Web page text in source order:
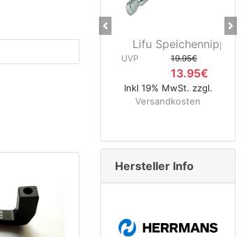
Lifu Speichennippelhalter
13.95€
Inkl 19% MwSt. zzgl.
Versandkosten
CNC
UVP
Previous
Hersteller Info